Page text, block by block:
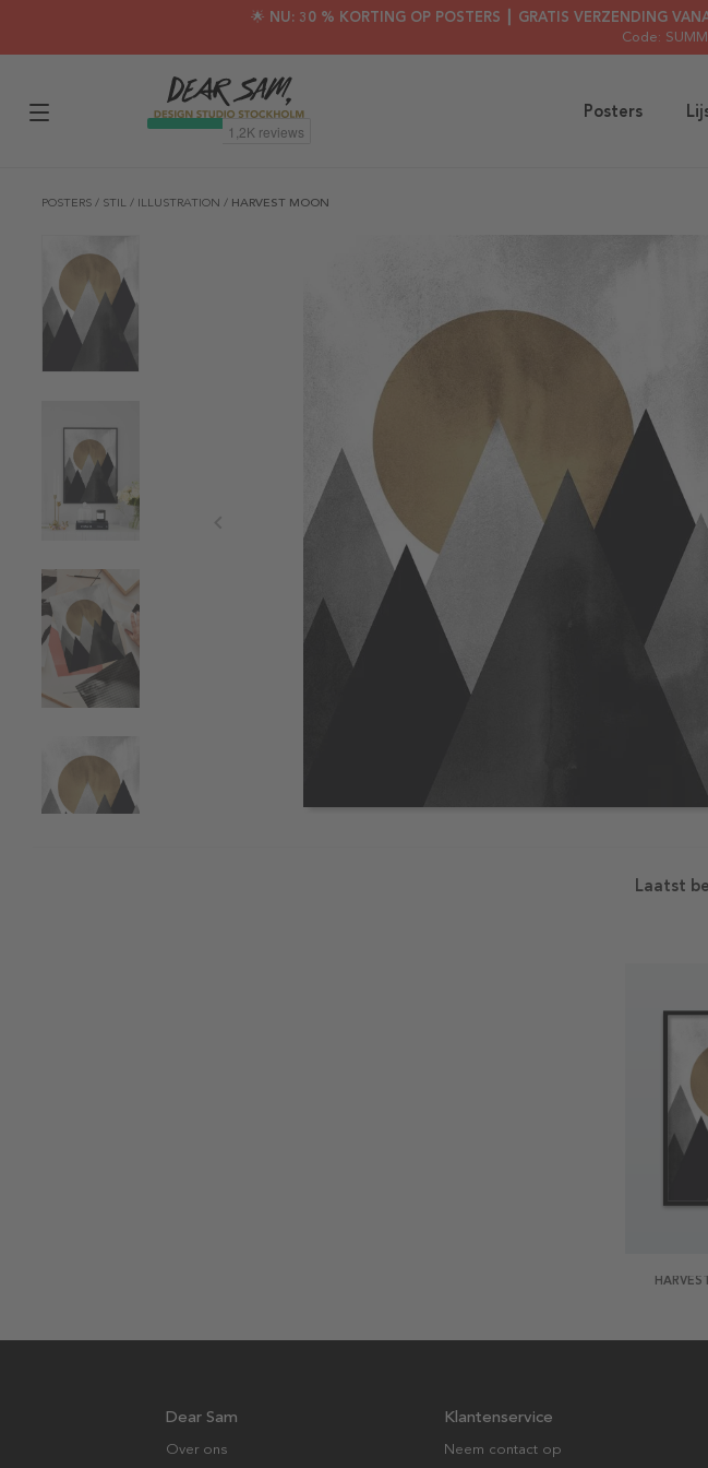
🌟 NU: 30 % KORTING OP POSTERS ┃ GRATIS VERZENDING
Code:
Posters
POSTERS / STIL / ILLUSTRATION / HARVEST MOON
Laatst
Dear Sam
Over ons
Klantenservice
Neem contact op